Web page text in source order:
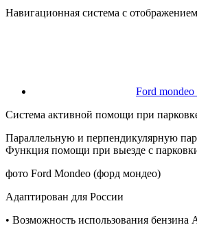
Навигационная система с
Ford
Система активной помощи при
Параллельную и перпендикулярную
Функция помощи при выезде с парковки
фото Ford Mondeo (форд мондео)
Адаптирован для России
• Возможность использования бензина